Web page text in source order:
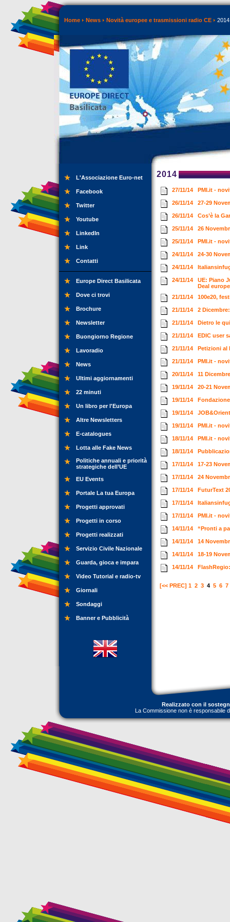
Home News Novità europee e trasmissioni radio CE 2014
L'Associazione Euro-net
Facebook
Twitter
Youtube
LinkedIn
Link
Contatti
Europe Direct Basilicata
Dove ci trovi
Brochure
Newsletter
Buongiorno Regione
Lavoradio
News
Ultimi aggiornamenti
22 minuti
Un libro per l'Europa
Altre Newsletters
E-catalogues
Lotta alle Fake News
Politiche annuali e priorità
strategiche dell’UE
EU Events
Portale La tua Europa
Progetti approvati
Progetti in corso
Progetti realizzati
Servizio Civile Nazionale
Guarda, gioca e impara
Video Tutorial e radio-tv
Giornali
Sondaggi
Banner e Pubblicità
2014
27/11/14 PMI.it -
26/11/14 27-29
26/11/14 Cos’è la
25/11/14 26
25/11/14 PMI.it -
24/11/14 24-30
24/11/14
24/11/14
UE: Piano
Deal
21/11/14
100e20,
21/11/14 2
21/11/14 Dietro le
21/11/14 EDIC user
21/11/14 Petizioni al
21/11/14 PMI.it -
20/11/14 11
19/11/14 20-21
19/11/14
19/11/14
19/11/14 PMI.it -
18/11/14 PMI.it -
18/11/14
17/11/14 17-23
17/11/14 24
17/11/14 FuturText
17/11/14
17/11/14 PMI.it -
14/11/14 “Pronti a
14/11/14 14
14/11/14 18-19
14/11/14
[<< PREC] 1 2 3 4 5 6 7
Realizzato con il
La Commissione non è responsabile